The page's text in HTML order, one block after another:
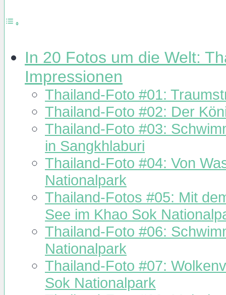
In 20 Fotos um die Welt:
Impressionen
Thailand-Foto #01:
Thailand-Foto #02: Der
Thailand-Foto #03:
in Sangkhlaburi
Thailand-Foto #04: Von
Nationalpark
Thailand-Fotos #05: Mit
See im Khao Sok
Thailand-Foto #06:
Nationalpark
Thailand-Foto #07:
Sok Nationalpark